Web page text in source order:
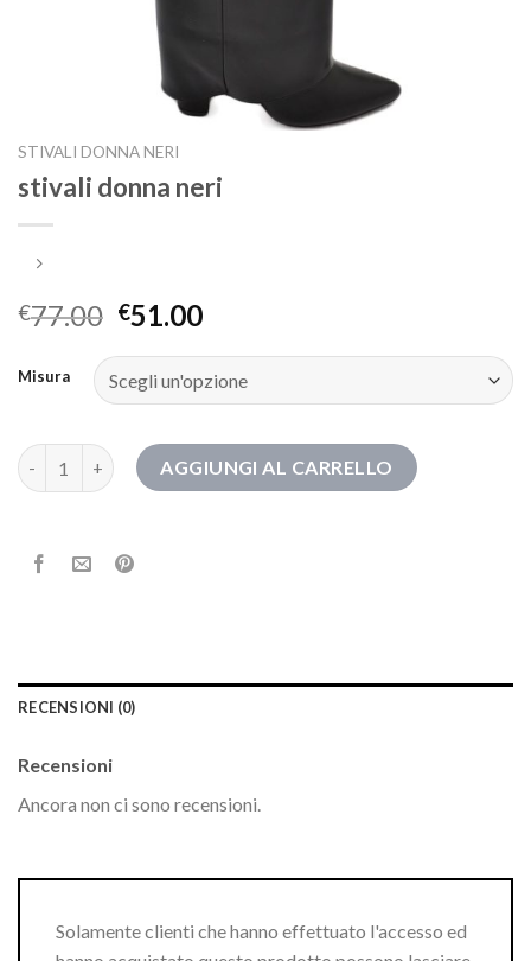
STIVALI DONNA NERI
stivali donna neri
€77.00 €51.00
Misura
stivali donna neri quantitàAGGIUNGI AL CARRELLO
RECENSIONI (0)
Recensioni
Ancora non ci sono recensioni.
Solamente clienti che hanno effettuato l'accesso ed